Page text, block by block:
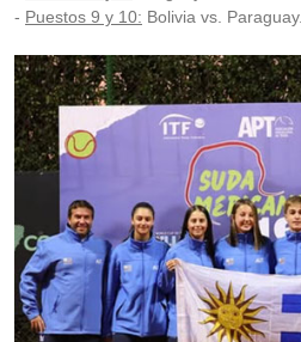
- Puestos 9 y 10: Bolivia vs. Paraguay.